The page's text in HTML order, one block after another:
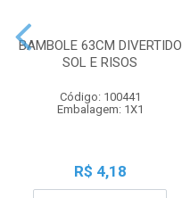
BAMBOLE 63CM DIVERTIDO
SOL E RISOS
Código: 100441
Embalagem: 1X1
R$ 4,18